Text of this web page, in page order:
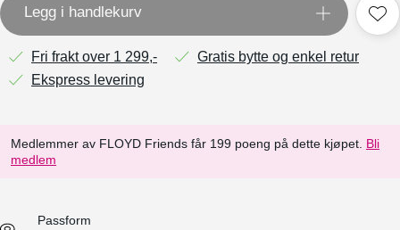
Legg i handlekurv
Fri frakt over 1 299,-
Gratis bytte og enkel retur
Ekspress levering
Medlemmer av FLOYD Friends får 199 poeng på dette kjøpet. Bli
medlem
Passform